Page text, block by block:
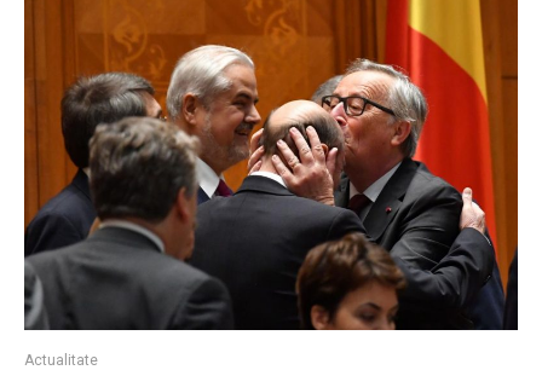
Actualitate